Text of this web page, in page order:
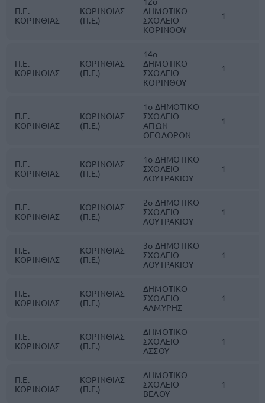
Π.Ε.
ΚΟΡΙΝΘΙΑΣ
ΚΟΡΙΝΘΙΑΣ
(Π.Ε.)
ΔΗΜΟΤΙΚΟ
ΣΧΟΛΕΙΟ
ΚΟΡΙΝΘΟΥ
1
Π.Ε.
ΚΟΡΙΝΘΙΑΣ
ΚΟΡΙΝΘΙΑΣ
(Π.Ε.)
14ο
ΔΗΜΟΤΙΚΟ
ΣΧΟΛΕΙΟ
ΚΟΡΙΝΘΟΥ
1
Π.Ε.
ΚΟΡΙΝΘΙΑΣ
ΚΟΡΙΝΘΙΑΣ
(Π.Ε.)
1ο ΔΗΜΟΤΙΚΟ
ΣΧΟΛΕΙΟ
ΑΓΙΩΝ
ΘΕΟΔΩΡΩΝ
1
Π.Ε.
ΚΟΡΙΝΘΙΑΣ
ΚΟΡΙΝΘΙΑΣ
(Π.Ε.)
1ο ΔΗΜΟΤΙΚΟ
ΣΧΟΛΕΙΟ
ΛΟΥΤΡΑΚΙΟΥ
1
Π.Ε.
ΚΟΡΙΝΘΙΑΣ
ΚΟΡΙΝΘΙΑΣ
(Π.Ε.)
2ο ΔΗΜΟΤΙΚΟ
ΣΧΟΛΕΙΟ
ΛΟΥΤΡΑΚΙΟΥ
1
Π.Ε.
ΚΟΡΙΝΘΙΑΣ
ΚΟΡΙΝΘΙΑΣ
(Π.Ε.)
3ο ΔΗΜΟΤΙΚΟ
ΣΧΟΛΕΙΟ
ΛΟΥΤΡΑΚΙΟΥ
1
Π.Ε.
ΚΟΡΙΝΘΙΑΣ
ΚΟΡΙΝΘΙΑΣ
(Π.Ε.)
ΔΗΜΟΤΙΚΟ
ΣΧΟΛΕΙΟ
ΑΛΜΥΡΗΣ
1
Π.Ε.
ΚΟΡΙΝΘΙΑΣ
ΚΟΡΙΝΘΙΑΣ
(Π.Ε.)
ΔΗΜΟΤΙΚΟ
ΣΧΟΛΕΙΟ
ΑΣΣΟΥ
1
Π.Ε.
ΚΟΡΙΝΘΙΑΣ
ΚΟΡΙΝΘΙΑΣ
(Π.Ε.)
ΔΗΜΟΤΙΚΟ
ΣΧΟΛΕΙΟ
ΒΕΛΟΥ
1